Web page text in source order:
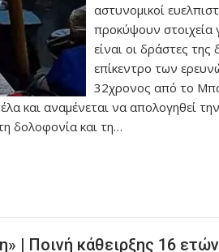
αστυνομικοί
προκύψουν στοιχεία
είναι οι δράστες
επίκεντρο των
32χρονος από το
και αναμένεται να απολογηθεί
δολοφονία και τη…
| Ποινή κάθειρξης 16